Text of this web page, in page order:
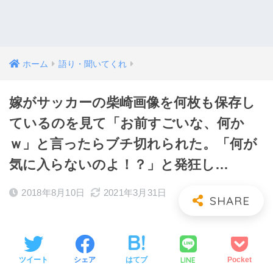
ホーム 語り・聞いてくれ
嫁がサッカーの柴崎画像を何枚も保存し
ているのを見て「お前すごいな、何か
ｗ」と言ったらブチ切れられた。「何が
気に入らないのよ！？」と発狂し…
2018年8月10日 2021年3月31日
ツイート シェア はてブ LINE Pocket